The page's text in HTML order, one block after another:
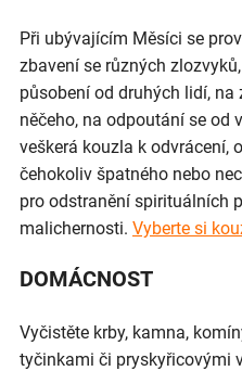
Při ubývajícím Měsíci se
zbavení se různých
působení od druhých lidí,
něčeho, na odpoutání se od
veškerá kouzla k odvrácení,
čehokoliv špatného nebo
pro odstranění spirituálních
malichernosti. Vyberte si
DOMÁCNOST
Vyčistěte krby, kamna,
tyčinkami či pryskyřicovými